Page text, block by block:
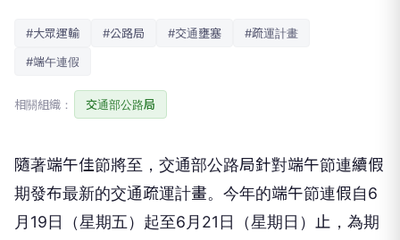
#大眾運輸 #公路局 #交通壅塞
#疏運計畫
#端午連假
相關組織： 交通部公路局
隨著端午佳節將至，交通部公路局針對端午節連續假
期發布最新的交通疏運計畫。今年的端午節連假自6
月19日（星期五）起至6月21日（星期日）止，為期